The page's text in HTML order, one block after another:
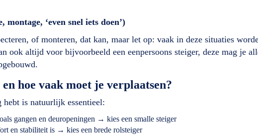
‘even snel iets doen’)
of monteren, dat kan, maar let op: vaak in deze situaties
ook altijd voor bijvoorbeeld een eenpersoons steiger, deze mag je
hoe vaak moet je verplaatsen?
is natuurlijk essentieel:
gangen en deuropeningen → kies een smalle steiger
en stabiliteit is → kies een brede rolsteiger